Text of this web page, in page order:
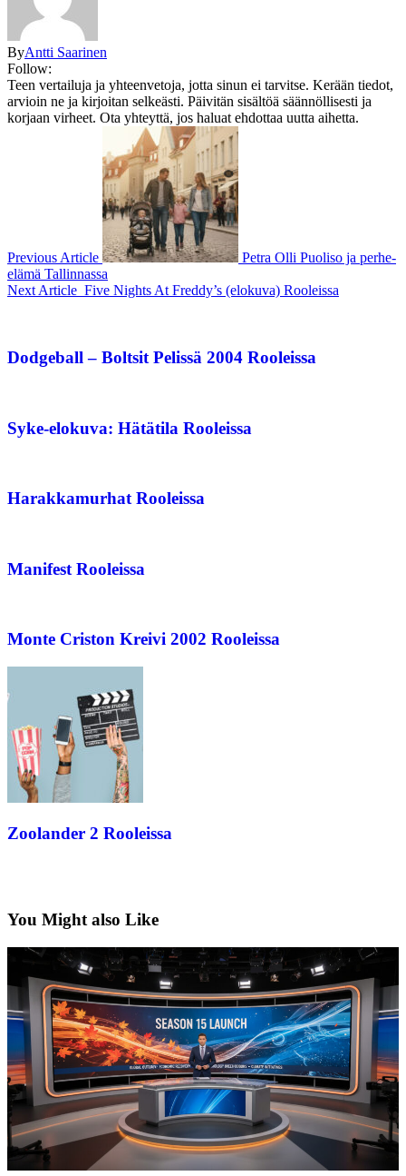
ByAntti Saarinen
Follow:
Teen vertailuja ja yhteenvetoja, jotta sinun ei tarvitse. Kerään tiedot,
arvioin ne ja kirjoitan selkeästi. Päivitän sisältöä säännöllisesti ja
korjaan virheet. Ota yhteyttä, jos haluat ehdottaa uutta aihetta.
Previous Article
Petra Olli Puoliso ja perhe-
elämä Tallinnassa
Next Article Five Nights At Freddy’s (elokuva) Rooleissa
Dodgeball – Boltsit Pelissä 2004 Rooleissa
Syke-elokuva: Hätätila Rooleissa
Harakkamurhat Rooleissa
Manifest Rooleissa
Monte Criston Kreivi 2002 Rooleissa
Zoolander 2 Rooleissa
You Might also Like